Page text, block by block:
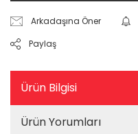
Arkadaşına Öner
Paylaş
Ürün Bilgisi
Ürün Yorumları